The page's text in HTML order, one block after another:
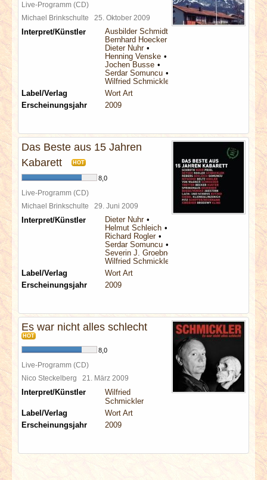
Live-Programm (CD)
Michael Brinkschulte 25. Oktober 2009
Interpret/Künstler
Ausbilder Schmidt
Bernhard Hoecker
Dieter Nuhr
Henning Venske
Jochen Busse
Serdar Somuncu
Wilfried Schmickler
Label/Verlag
Wort Art
Erscheinungsjahr
2009
Das Beste aus 15 Jahren
Kabarett
HOT
8,0
Live-Programm (CD)
Michael Brinkschulte 29. Juni 2009
Interpret/Künstler
Dieter Nuhr
Helmut Schleich
Richard Rogler
Serdar Somuncu
Severin J. Groebner
Wilfried Schmickler
Label/Verlag
Wort Art
Erscheinungsjahr
2009
Es war nicht alles schlecht
HOT
8,0
Live-Programm (CD)
Nico Steckelberg 21. März 2009
Interpret/Künstler
Wilfried
Schmickler
Label/Verlag
Wort Art
Erscheinungsjahr
2009